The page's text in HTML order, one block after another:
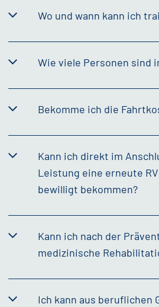
Wo und wann kann ich
Wie viele Personen sind
Bekomme ich die
Kann ich direkt im
Leistung eine erneute
bewilligt bekommen?
Kann ich nach der
medizinische
Ich kann aus beruflichen